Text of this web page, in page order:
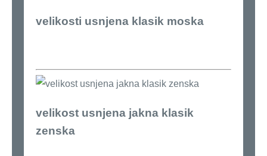
velikosti usnjena klasik moska
velikost usnjena jakna klasik
zenska